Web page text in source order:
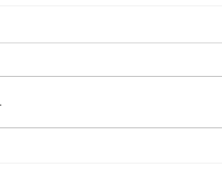
班(第二期)